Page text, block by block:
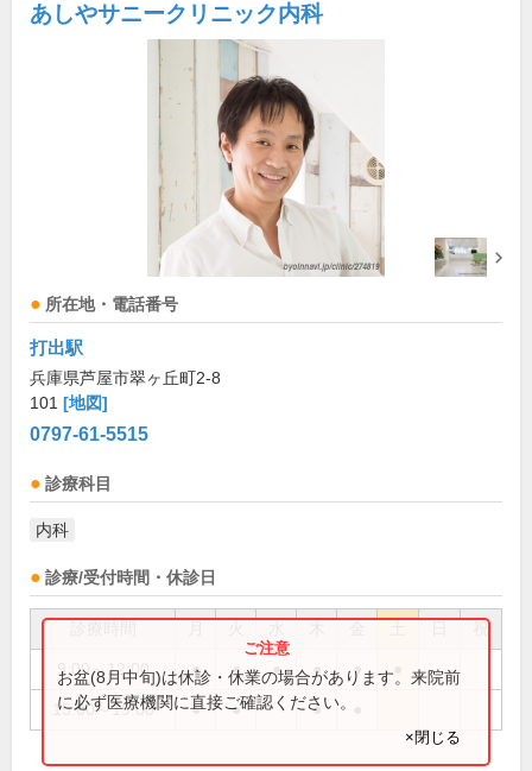
あしやサニークリニック内科
所在地・電話番号
打出駅
兵庫県芦屋市翠ヶ丘町2-8
101 [地図]
0797-61-5515
診療科目
内科
診療/受付時間・休診日
祝
9:00～12:00 ● ● ● ● ●
15:00～19:00 ● ● ●
お盆(8月中旬)は休診・休業の場合があります。来院前
に必ず医療機関に直接ご確認ください。
×閉じる